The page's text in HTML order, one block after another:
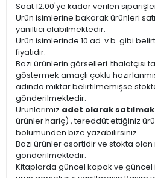
Saat 12.00'ye kadar verilen
Ürün isimlerine bakarak ürünleri
yanıltıcı olabilmektedir.
Ürün isimlerinde 10 ad. v.b. gibi
fiyatıdır.
Bazı ürünlerin görselleri İthalatçısı
göstermek amaçlı çoklu
adında miktar belirtilmemişse
gönderilmektedir.
Ürünlerimiz adet olarak
ürünler hariç) , tereddüt ettiğiniz
bölümünden bize yazabilirsiniz.
Bazı ürünler asortidir ve stokta
gönderilmektedir.
Kitaplarda güncel kapak ve